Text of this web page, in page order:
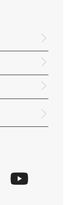
トへ)
りません
たします
日は14：00ま
。
ので、ご了承